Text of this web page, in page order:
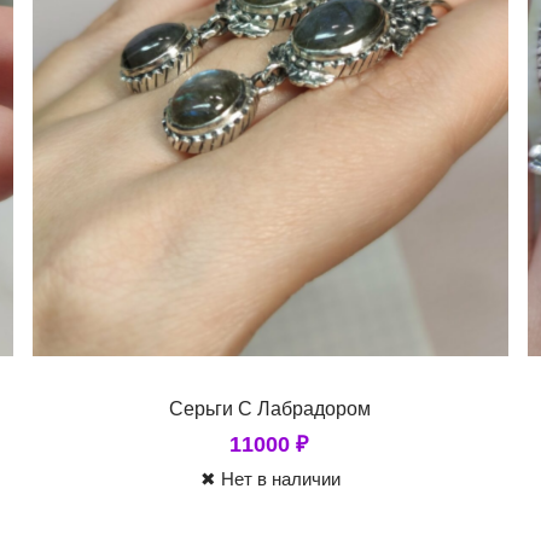
Серьги С Лабрадором
11000₽
✖ Нет в наличии